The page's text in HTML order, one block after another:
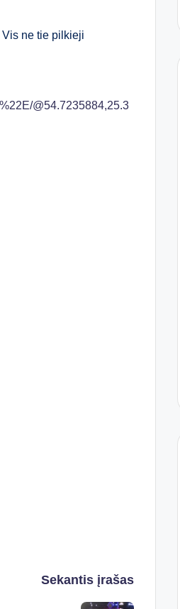
ne tie pilkieji
@54.7235884,25.3
Sekantis įrašas